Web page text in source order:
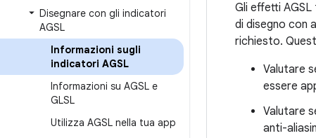
Disegnare con gli indicatori
AGSL
Informazioni sugli
indicatori AGSL
Informazioni su AGSL e
GLSL
Utilizza AGSL nella tua app
Gli effetti
di disegno con
richiesto.
Valutare
essere
Valutare
anti-